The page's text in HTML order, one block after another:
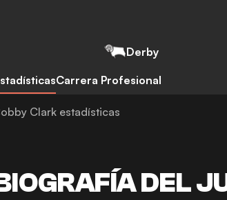
Derby
Carrera Profesional
Clark estadísticas
DEL